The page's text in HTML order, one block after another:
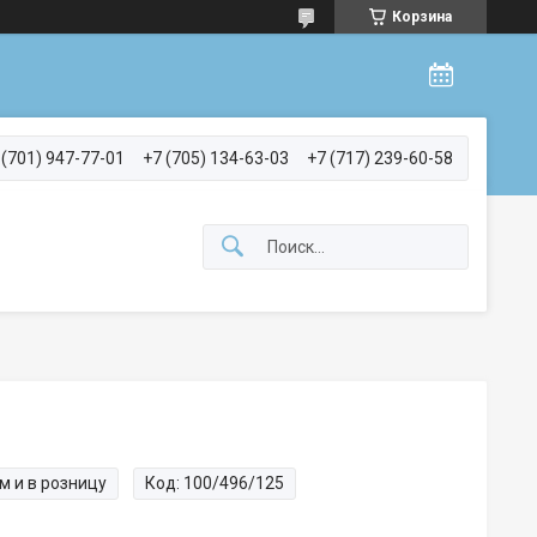
Корзина
947-77-01 +7 (705) 134-63-03 +7 (717) 239-60-58
и в розницу Код: 100/496/125